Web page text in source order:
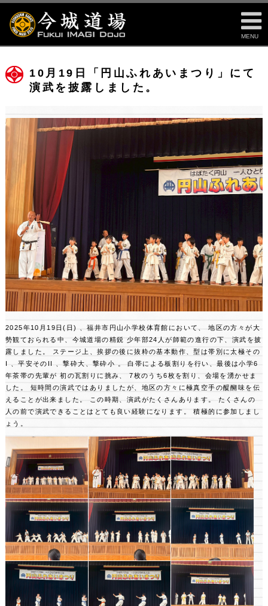
MENU
10月19日「円山ふれあいまつり」にて
演武を披露しました。
2025年10月19日(日) 、福井市円山小学校体育館において、
地区の方々が大
勢観ておられる中、今城道場の精鋭 少年部24人が師範の進行の下、演武を披
露しました。
ステージ上、挨拶の後に抜粋の基本動作、型は帯別に太極その
I 、平安そのII 、撃砕大、撃砕小 。
白帯による板割りを行い、最後は小学6
年茶帯の先輩が 初の瓦割りに挑み、
7枚のうち6枚を割り、会場を湧かせま
した。
短時間の演武ではありましたが、地区の方々に極真空手の醍醐味を伝
えることが出来ました。
この時期、演武がたくさんあります。
たくさんの
人の前で演武できることはとても良い経験になります。 積極的に参加しまし
ょう。